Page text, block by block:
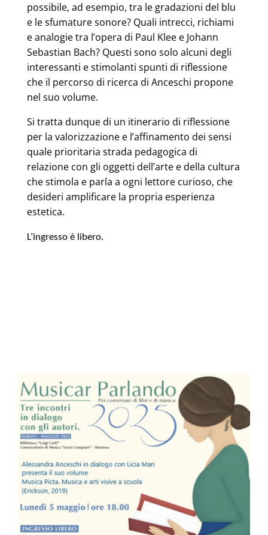
possibile, ad esempio, tra le gradazioni del blu
e le sfumature sonore? Quali intrecci, richiami
e analogie tra l’opera di Paul Klee e Johann
Sebastian Bach? Questi sono solo alcuni degli
interessanti e stimolanti spunti di riflessione
che il percorso di ricerca di Anceschi propone
nel suo volume.
Si tratta dunque di un itinerario di riflessione
per la valorizzazione e l’affinamento dei sensi
quale prioritaria strada pedagogica di
relazione con gli oggetti dell’arte e della cultura
che stimola e parla a ogni lettore curioso, che
desideri amplificare la propria esperienza
estetica.
L’ingresso è libero.